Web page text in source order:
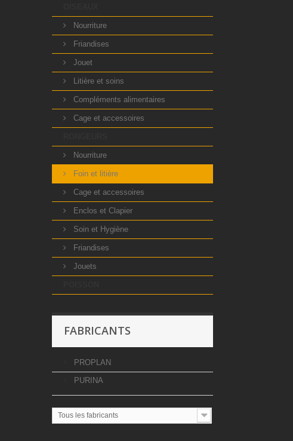
Nourriture
Friandises
Jouet
Litière et soins
Compléments alimentaires
Cage et accessoires
Nourriture
Foin et litière
Cage et accessoires
Enclos et Clapier
Soin et Hygiène
Friandises
Jouets
FABRICANTS
PROPLAN
PURINA
Tous les fabricants